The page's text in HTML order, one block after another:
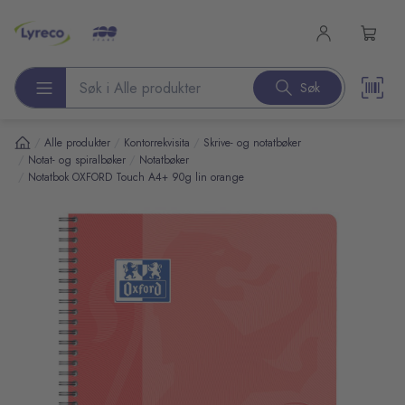
Søk etter produkter Søk
Alle produkter Kontorrekvisita Skrive- og notatbøker
Notat- og spiralbøker Notatbøker
Notatbok OXFORD Touch A4+ 90g lin orange
over bilder